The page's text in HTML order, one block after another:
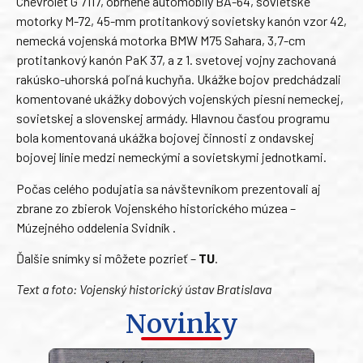
motorky M-72, 45-mm protitankový sovietsky kanón vzor 42,
nemecká vojenská motorka BMW M75 Sahara, 3,7-cm
protitankový kanón PaK 37, a z 1. svetovej vojny zachovaná
rakúsko-uhorská poľná kuchyňa. Ukážke bojov predchádzali
komentované ukážky dobových vojenských piesní nemeckej,
sovietskej a slovenskej armády. Hlavnou časťou programu
bola komentovaná ukážka bojovej činnosti z ondavskej
bojovej línie medzi nemeckými a sovietskymi jednotkami.
Počas celého podujatia sa návštevníkom prezentovali aj
zbrane zo zbierok Vojenského historického múzea –
Múzejného oddelenia Svidník .
Ďalšie snímky si môžete pozrieť – TU.
Text a foto: Vojenský historický ústav Bratislava
Novinky